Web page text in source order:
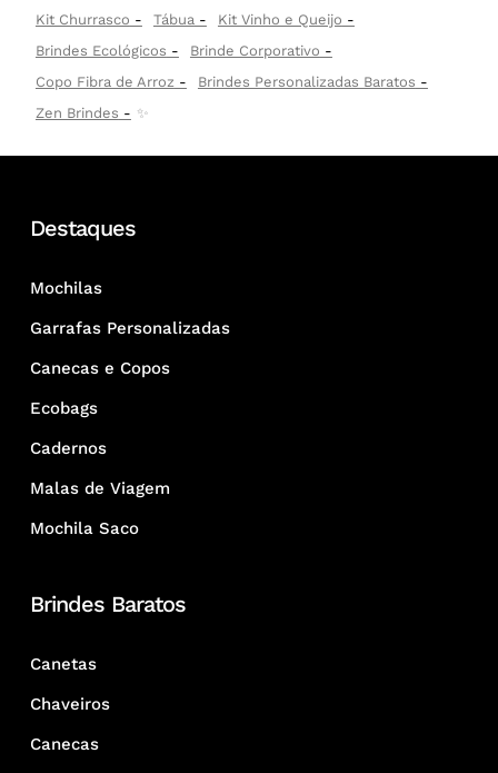
Kit Churrasco
Tábua
Kit Vinho e Queijo
Brindes Ecológicos
Brinde Corporativo
Copo Fibra de Arroz
Brindes Personalizadas Baratos
Zen Brindes
✨
Destaques
Mochilas
Garrafas Personalizadas
Canecas e Copos
Ecobags
Cadernos
Malas de Viagem
Mochila Saco
Brindes Baratos
Canetas
Chaveiros
Canecas